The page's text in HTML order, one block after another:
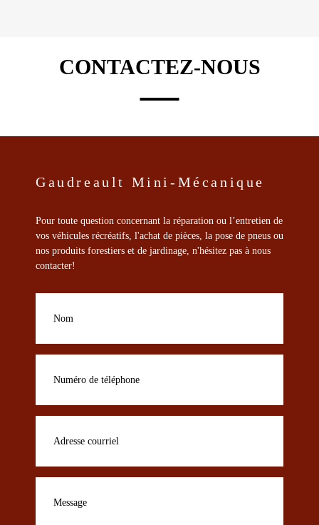
peuvent
page
CONTACTEZ-NOUS
Gaudreault Mini-Mécanique
Pour toute question concernant la réparation ou l’entretien de
vos véhicules récréatifs, l'achat de pièces, la pose de pneus ou
nos produits forestiers et de jardinage, n'hésitez pas à nous
contacter!